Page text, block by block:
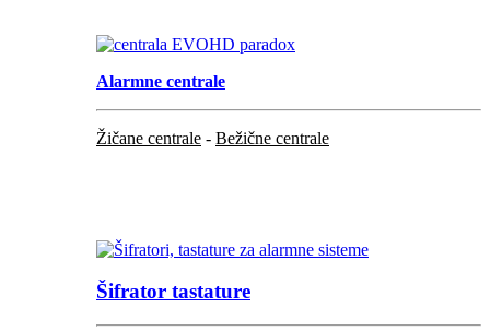
Alarmne centrale
Žičane centrale - Bežične centrale
Šifrator tastature